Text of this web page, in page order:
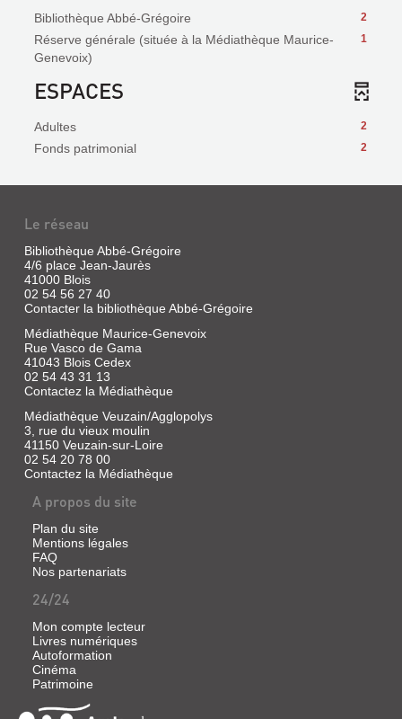
2
Bibliothèque Abbé-Grégoire
1
Réserve générale (située à la Médiathèque Maurice-
Genevoix)
ESPACES
2
Adultes
2
Fonds patrimonial
Le réseau
Bibliothèque Abbé-Grégoire
4/6 place Jean-Jaurès
41000 Blois
02 54 56 27 40
Contacter la bibliothèque Abbé-Grégoire
Médiathèque Maurice-Genevoix
Rue Vasco de Gama
41043 Blois Cedex
02 54 43 31 13
Contactez la Médiathèque
Médiathèque Veuzain/Agglopolys
3, rue du vieux moulin
41150 Veuzain-sur-Loire
02 54 20 78 00
Contactez la Médiathèque
A propos du site
Plan du site
Mentions légales
FAQ
Nos partenariats
24/24
Mon compte lecteur
Livres numériques
Autoformation
Cinéma
Patrimoine